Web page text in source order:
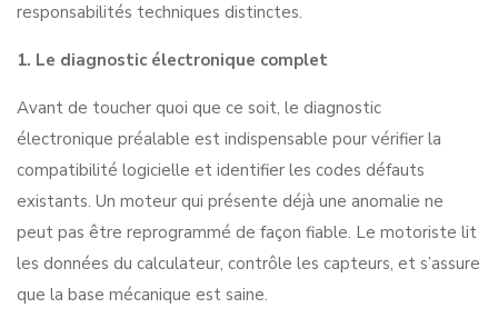
responsabilités techniques distinctes.
1. Le diagnostic électronique complet
Avant de toucher quoi que ce soit, le diagnostic
électronique préalable est indispensable pour vérifier la
compatibilité logicielle et identifier les codes défauts
existants. Un moteur qui présente déjà une anomalie ne
peut pas être reprogrammé de façon fiable. Le motoriste lit
les données du calculateur, contrôle les capteurs, et s’assure
que la base mécanique est saine.